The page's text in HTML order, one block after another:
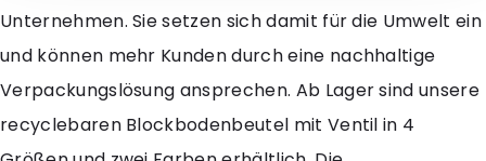
Unternehmen. Sie setzen sich damit für die Umwelt ein
und können mehr Kunden durch eine nachhaltige
Verpackungslösung ansprechen. Ab Lager sind unsere
recyclebaren Blockbodenbeutel mit Ventil in 4